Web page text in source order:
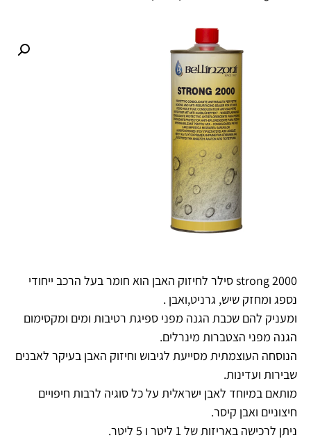
strong 2000 סילר לחיזוק האבן הוא חומר בעל הרכב ייחודי
נספג ומחזק שיש, גרניט,ואבן .
ומעניק להם שכבת הגנה מפני ספיגת רטיבות ומים ומקסימום
הגנה מפני הצטברות מינרלים.
הנוסחה העוצמתית מסייעת לגיבוש וחיזוק האבן בעיקר לאבנים
שבירות ועדינות.
מותאם במיוחד לאבן ישראלית על כל סוגיה לרבות חיפויים
חיצוניים ואבן קיסר.
ניתן לרכישה באריזות של 1 ליטר ו 5 ליטר.